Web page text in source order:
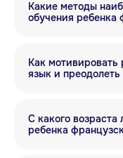
Какие методы
обучения ребенка
Как мотивировать
язык и
С какого возраста
ребенка